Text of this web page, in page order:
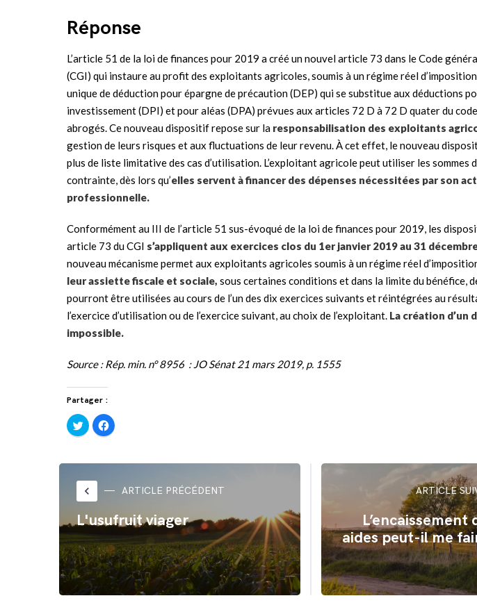
Réponse
L’article 51 de la loi de finances pour 2019 a créé un nouvel article 73 dans le Code
(CGI) qui instaure au profit des exploitants agricoles, soumis à un régime réel
unique de déduction pour épargne de précaution (DEP) qui se substitue aux déductions
investissement (DPI) et pour aléas (DPA) prévues aux articles 72 D à 72 D quater du
abrogés. Ce nouveau dispositif repose sur la responsabilisation des exploitants
gestion de leurs risques et aux fluctuations de leur revenu. À cet effet, le nouveau
plus de liste limitative des cas d’utilisation. L’exploitant agricole peut utiliser les sommes
contrainte, dès lors qu’elles servent à financer des dépenses nécessitées par son
professionnelle.
Conformément au III de l’article 51 sus-évoqué de la loi de finances pour 2019, les
article 73 du CGI s’appliquent aux exercices clos du 1er janvier 2019 au 31
nouveau mécanisme permet aux exploitants agricoles soumis à un régime réel
leur assiette fiscale et sociale, sous certaines conditions et dans la limite du bénéfice,
pourront être utilisées au cours de l’un des dix exercices suivants et réintégrées au
l’exercice d’utilisation ou de l’exercice suivant, au choix de l’exploitant. La création d’un
impossible.
Source : Rép. min. n° 8956 : JO Sénat 21 mars 2019, p. 1555
Partager :
Cliquez
pour
partager
dans
nouvelle
fenêtre)
Cliquez
pour
partager
dans
fenêtre)
keyboard_arrow_left ARTICLE PRÉCÉDENT
L'usufruit viager
ARTICLE
L’encaissement
aides peut-il me